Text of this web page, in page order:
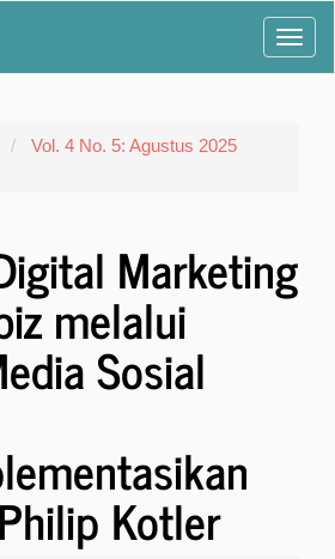
Vol. 4 No. 5: Agustus 2025
Marketing
melalui
Sosial
Kotler